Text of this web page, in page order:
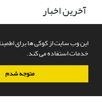
این وب سایت از کوکی ها برای
خدمات استفاده می کند.
متوجه شدم
آخرین اخبار
اشتراک خبرنامه
برای دریافت اخبار و اطلاعیه
شوید.